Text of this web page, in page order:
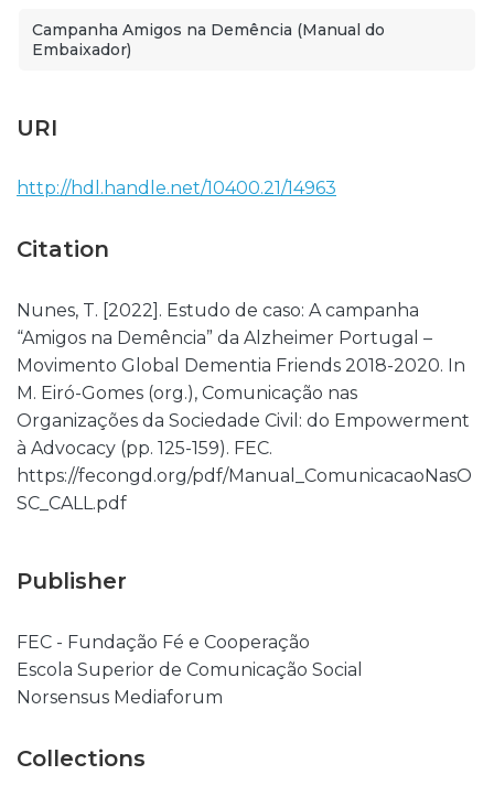
Campanha Amigos na Demência (Manual do
Embaixador)
URI
http://hdl.handle.net/10400.21/14963
Citation
Nunes, T. [2022]. Estudo de caso: A campanha
“Amigos na Demência” da Alzheimer Portugal –
Movimento Global Dementia Friends 2018-2020. In
M. Eiró-Gomes (org.), Comunicação nas
Organizações da Sociedade Civil: do Empowerment
à Advocacy (pp. 125-159). FEC.
https://fecongd.org/pdf/Manual_ComunicacaoNasO
SC_CALL.pdf
Publisher
FEC - Fundação Fé e Cooperação
Escola Superior de Comunicação Social
Norsensus Mediaforum
Collections